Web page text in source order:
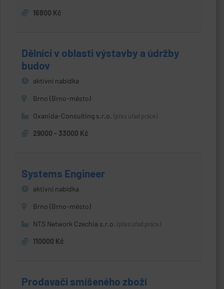
16800 Kč
Dělníci v oblasti výstavby a údržby
budov
aktivní nabídka
Brno (Brno-město)
Oxanida-Consulting s.r.o. (přes úřad práce)
29000 - 33000 Kč
Systems Engineer
aktivní nabídka
Brno (Brno-město)
NTS Network Czechia s.r.o. (přes úřad práce)
110000 Kč
Prodavači smíšeného zboží